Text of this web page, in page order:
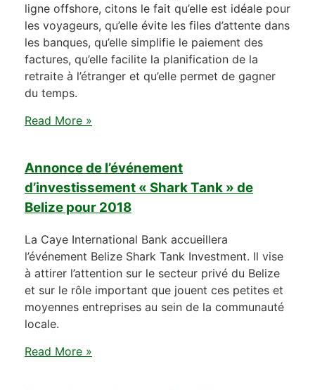
ligne offshore, citons le fait qu’elle est idéale pour
les voyageurs, qu’elle évite les files d’attente dans
les banques, qu’elle simplifie le paiement des
factures, qu’elle facilite la planification de la
retraite à l’étranger et qu’elle permet de gagner
du temps.
Read More »
Annonce de l’événement
d’investissement « Shark Tank » de
Belize pour 2018
La Caye International Bank accueillera
l’événement Belize Shark Tank Investment. Il vise
à attirer l’attention sur le secteur privé du Belize
et sur le rôle important que jouent ces petites et
moyennes entreprises au sein de la communauté
locale.
Read More »